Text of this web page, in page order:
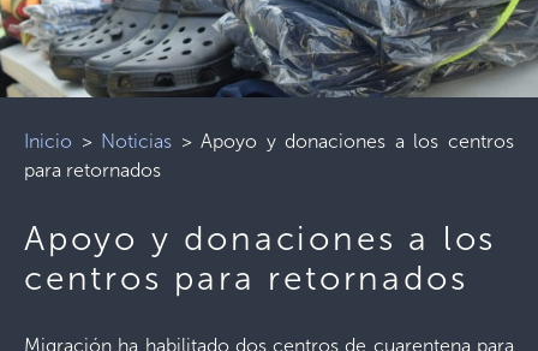
Inicio > Noticias >Apoyo y donaciones a los centros
para retornados
Apoyo y donaciones a los
centros para retornados
Migración ha habilitado dos centros de cuarentena para